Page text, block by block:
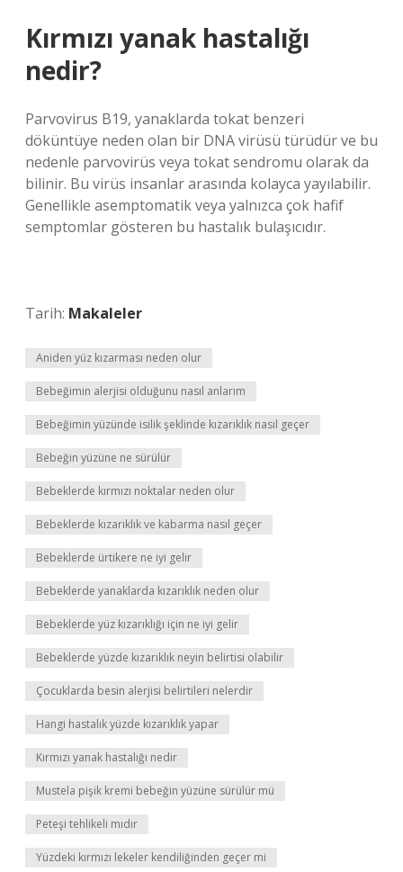
Kırmızı yanak hastalığı
nedir?
Parvovirus B19, yanaklarda tokat benzeri
döküntüye neden olan bir DNA virüsü türüdür ve bu
nedenle parvovirüs veya tokat sendromu olarak da
bilinir. Bu virüs insanlar arasında kolayca yayılabilir.
Genellikle asemptomatik veya yalnızca çok hafif
semptomlar gösteren bu hastalık bulaşıcıdır.
Tarih: Makaleler
Aniden yüz kızarması neden olur
Bebeğimin alerjisi olduğunu nasıl anlarım
Bebeğimin yüzünde isilik şeklinde kızarıklık nasıl geçer
Bebeğin yüzüne ne sürülür
Bebeklerde kırmızı noktalar neden olur
Bebeklerde kızarıklık ve kabarma nasıl geçer
Bebeklerde ürtikere ne iyi gelir
Bebeklerde yanaklarda kızarıklık neden olur
Bebeklerde yüz kızarıklığı için ne iyi gelir
Bebeklerde yüzde kızarıklık neyin belirtisi olabilir
Çocuklarda besin alerjisi belirtileri nelerdir
Hangi hastalık yüzde kızarıklık yapar
Kırmızı yanak hastalığı nedir
Mustela pişik kremi bebeğin yüzüne sürülür mü
Peteşi tehlikeli mıdır
Yüzdeki kırmızı lekeler kendiliğinden geçer mi